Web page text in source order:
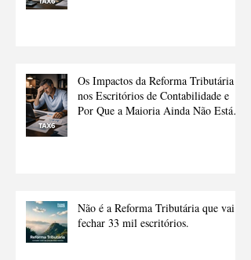
Os Impactos da Reforma Tributária
nos Escritórios de Contabilidade e
Por Que a Maioria Ainda Não Está
Não é a Reforma Tributária que vai
fechar 33 mil escritórios.